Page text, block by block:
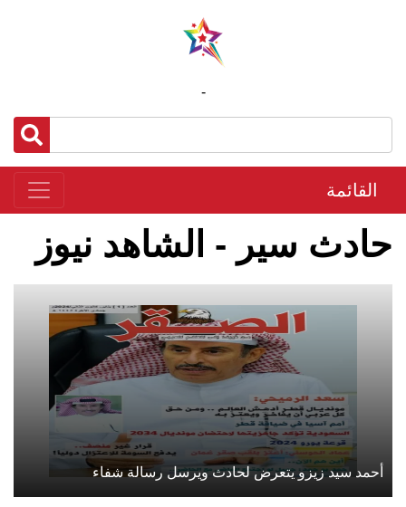
-
القائمة
حادث سير - الشاهد نيوز
أحمد سيد زيزو يتعرض لحادث ويرسل رسالة شفاء